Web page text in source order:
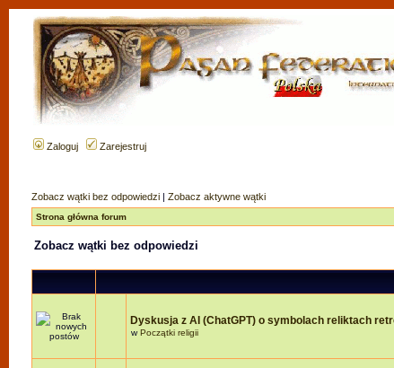
Zaloguj Zarejestruj
Zobacz wątki bez odpowiedzi | Zobacz aktywne wątki
Strona główna forum
Zobacz wątki bez odpowiedzi
Dyskusja z AI (ChatGPT) o symbolach reliktach
wPoczątki religii